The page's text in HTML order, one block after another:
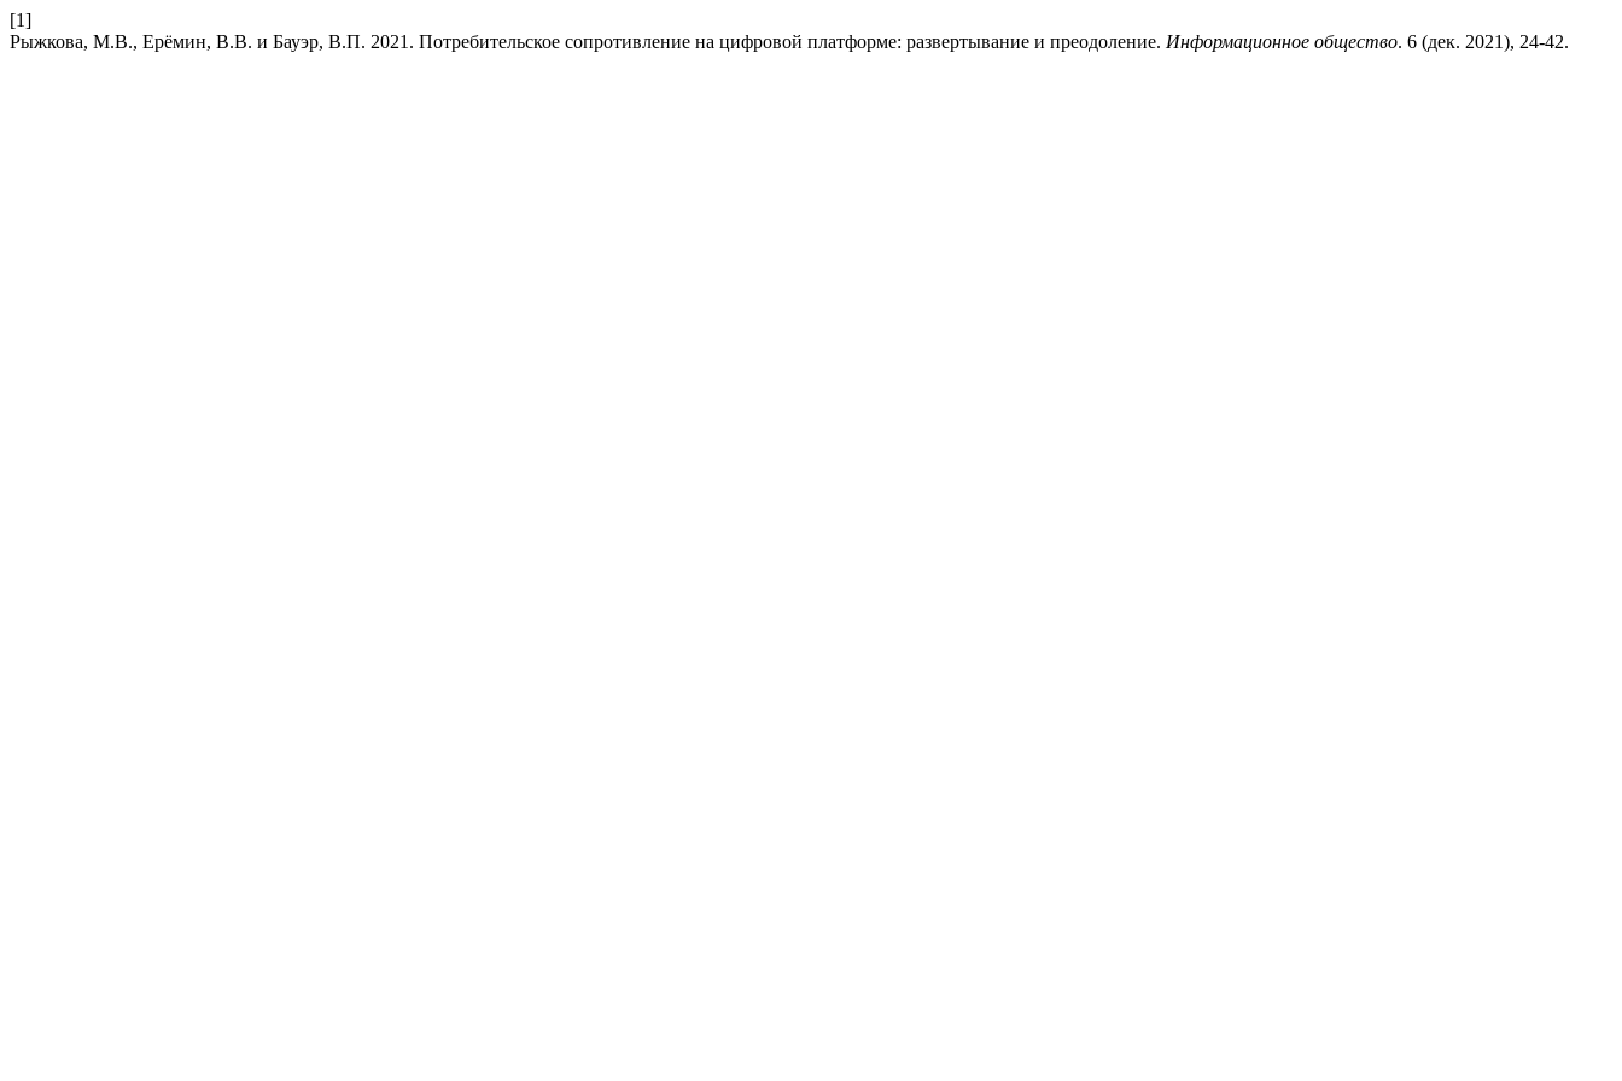
[1]
Рыжкова, М.В., Ерёмин, В.В. и Бауэр, В.П. 2021. Потребительское сопротивление на цифровой платформе: развертывание и преодоление. Информационное общество. 6 (дек. 2021), 24-42.